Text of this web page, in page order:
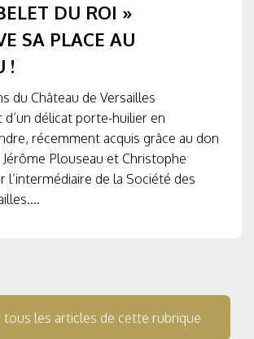
DU ROI »
SA PLACE AU
!
du Château de Versailles
d’un délicat porte-huilier en
récemment acquis grâce au don
Plouseau et Christophe
l’intermédiaire de la Société des
tous les articles de cette rubrique